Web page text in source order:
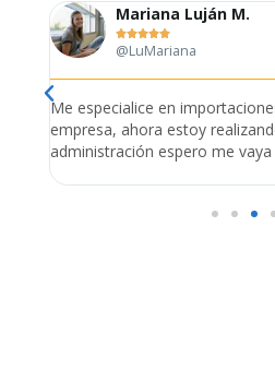
Mariana Luján M.

@LuMariana
Me especialice en
empresa, ahora estoy
administración espero me vaya